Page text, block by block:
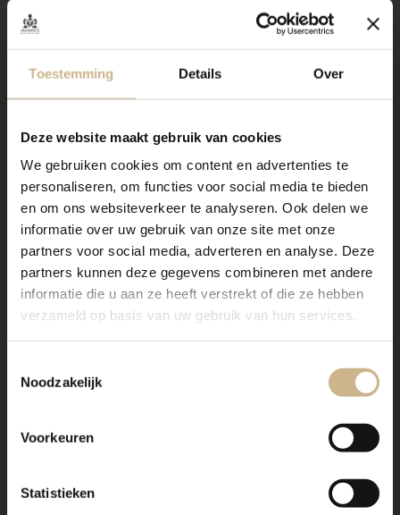
Toestemming Details Over
Deze website maakt gebruik van cookies
We gebruiken cookies om content en advertenties te
personaliseren, om functies voor social media te bieden
en om ons websiteverkeer te analyseren. Ook delen we
informatie over uw gebruik van onze site met onze
partners voor social media, adverteren en analyse. Deze
partners kunnen deze gegevens combineren met andere
informatie die u aan ze heeft verstrekt of die ze hebben
verzameld op basis van uw gebruik van hun services.
Noodzakelijk
Voorkeuren
Statistieken